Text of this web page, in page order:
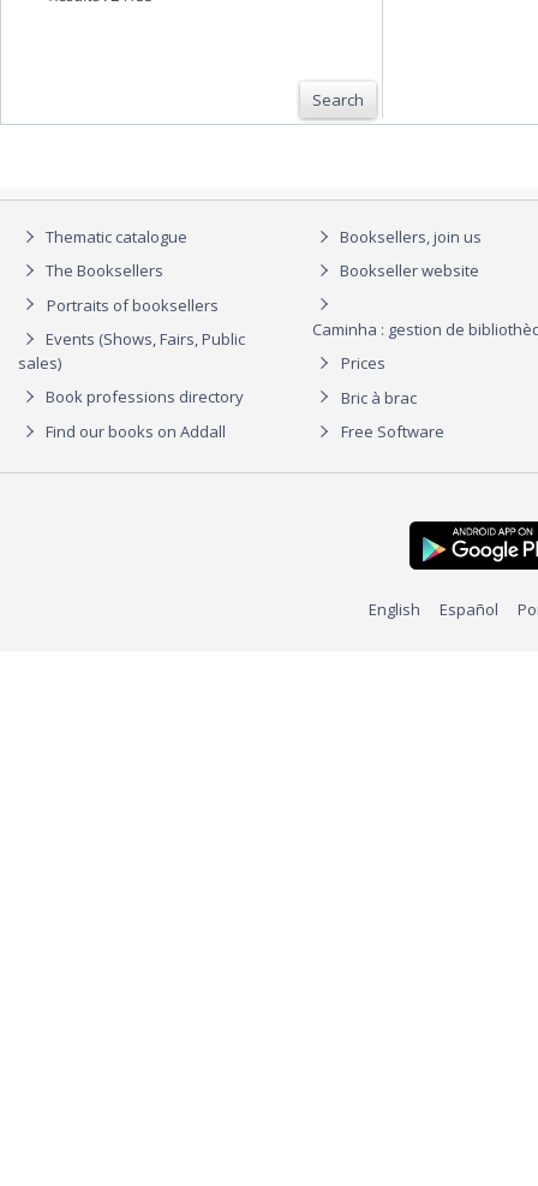
Search
Thematic catalogue
The Booksellers
Portraits of booksellers
Events (Shows, Fairs, Public
sales)
Book professions directory
Find our books on Addall
Booksellers, join us
Bookseller website
Caminha : gestion de
Prices
Bric à brac
Free Software
English Español